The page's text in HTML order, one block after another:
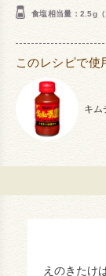
食塩相当量：2.5g（
このレシピで使
キム
えのきたけ